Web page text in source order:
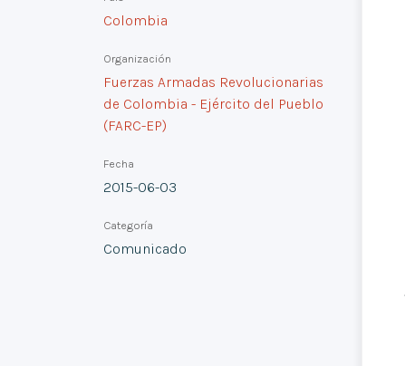
Colombia
Organización
Fuerzas Armadas Revolucionarias
de Colombia - Ejército del Pueblo
(FARC-EP)
Fecha
2015-06-03
Categoría
Comunicado